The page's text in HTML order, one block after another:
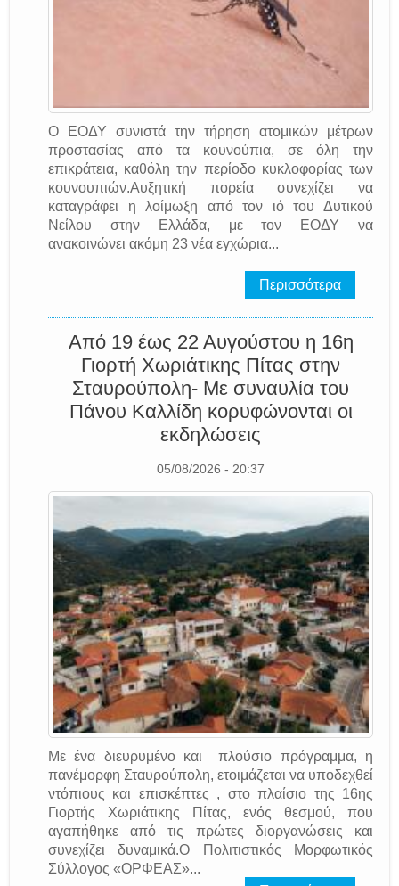
O ΕΟΔΥ συνιστά την τήρηση ατομικών μέτρων
προστασίας από τα κουνούπια, σε όλη την
επικράτεια, καθόλη την περίοδο κυκλοφορίας των
κουνουπιών.Αυξητική πορεία συνεχίζει να
καταγράφει η λοίμωξη από τον ιό του Δυτικού
Νείλου στην Ελλάδα, με τον ΕΟΔΥ να
ανακοινώνει ακόμη 23 νέα εγχώρια...
Περισσότερα
Από 19 έως 22 Αυγούστου η 16η
Γιορτή Χωριάτικης Πίτας στην
Σταυρούπολη- Με συναυλία του
Πάνου Καλλίδη κορυφώνονται οι
εκδηλώσεις
05/08/2026 - 20:37
Με ένα διευρυμένο και πλούσιο πρόγραμμα, η
πανέμορφη Σταυρούπολη, ετοιμάζεται να υποδεχθεί
ντόπιους και επισκέπτες , στο πλαίσιο της 16ης
Γιορτής Χωριάτικης Πίτας, ενός θεσμού, που
αγαπήθηκε από τις πρώτες διοργανώσεις και
συνεχίζει δυναμικά.Ο Πολιτιστικός Μορφωτικός
Σύλλογος «ΟΡΦΕΑΣ»...